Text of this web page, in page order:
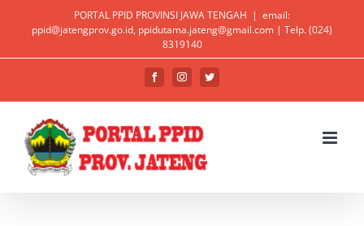
Open toolbar
content
PORTAL PPID PROVINSI JAWA TENGAH | email:
ppid@jatengprov.go.id, ppidutama.jateng@gmail.com | Telp. (024)
8319140
FacebookInstagramTwitter